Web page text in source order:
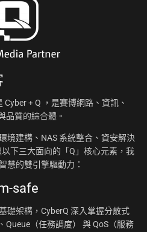
+ Q ，是賽博網路、資訊、
品質的綜合體。
境建構、NAS 系統整合、資安解決
下三大面向的「Q」核心元素，我
慧的雙引擎驅動力：
safe
礎架構，CyberQ 深入掌握分散式
Queue（任務調度） 與 QoS（服務